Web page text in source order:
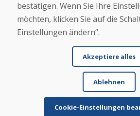
Cookies
© DOMIVOSPORT 2026, Alle
bestätigen. Wenn Sie Ihre
möchten, klicken Sie auf die
Einstellungen ändern“.
Akzeptiere alles
Ablehnen
Cookie-Einstellungen